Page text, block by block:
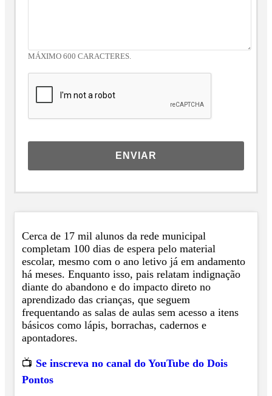
MÁXIMO 600 CARACTERES.
ENVIAR
Cerca de 17 mil alunos da rede municipal
completam 100 dias de espera pelo material
escolar, mesmo com o ano letivo já em andamento
há meses. Enquanto isso, pais relatam indignação
diante do abandono e do impacto direto no
aprendizado das crianças, que seguem
frequentando as salas de aulas sem acesso a itens
básicos como lápis, borrachas, cadernos e
apontadores.
📺 Se inscreva no canal do YouTube do Dois
Pontos